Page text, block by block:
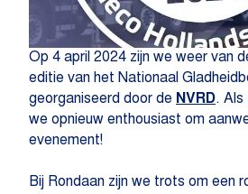
Op 4 april 2024 zijn we weer van
editie van het Nationaal
georganiseerd door de NVRD. Als
we opnieuw enthousiast om
evenement!
Bij Rondaan zijn we trots om een